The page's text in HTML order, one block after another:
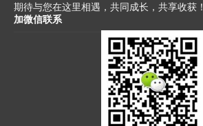
期待与您在这里相遇，共同成长，共享收获！
加微信联系